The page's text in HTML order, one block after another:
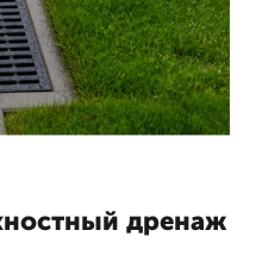
дренаж